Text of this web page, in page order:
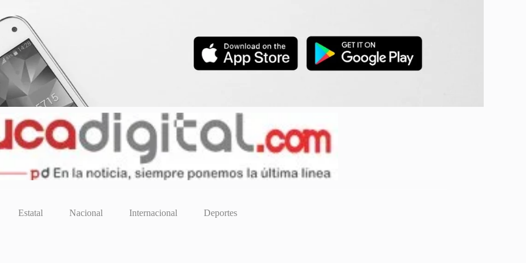
Estatal Nacional Internacional Deportes